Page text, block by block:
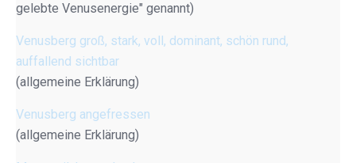
gelebte Venusenergie" genannt)
Venusberg groß, stark, voll, dominant, schön rund,
auffallend sichtbar
(allgemeine Erklärung)
Venusberg angefressen
(allgemeine Erklärung)